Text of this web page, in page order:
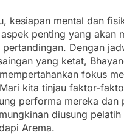
kesiapan mental dan
penting yang akan
pertandingan. Dengan
yang ketat,
fokus
kita tinjau faktor-
performa mereka dan
diusung pelatih
Arema.